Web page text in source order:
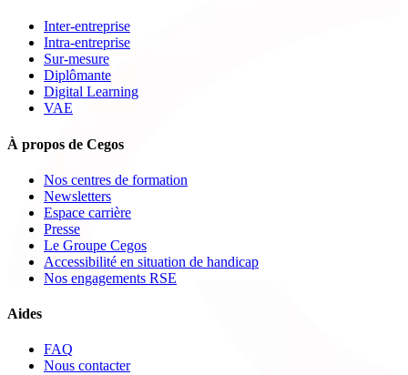
Inter-entreprise
Intra-entreprise
Sur-mesure
Diplômante
Digital Learning
VAE
À propos de Cegos
Nos centres de formation
Newsletters
Espace carrière
Presse
Le Groupe Cegos
Accessibilité en situation de handicap
Nos engagements RSE
Aides
FAQ
Nous contacter